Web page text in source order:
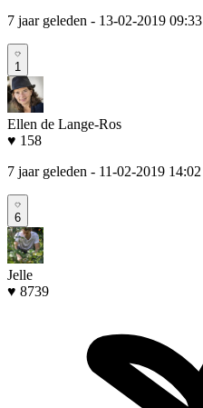
7 jaar geleden - 13-02-2019 09:33
1
Ellen de Lange-Ros
♥ 158
7 jaar geleden - 11-02-2019 14:02
6
Jelle
♥ 8739